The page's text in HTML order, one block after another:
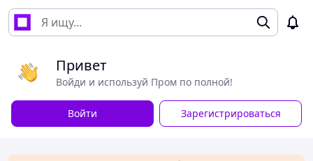
Привет
Войди и используй Пром по полной!
Войти Зарегистрироваться